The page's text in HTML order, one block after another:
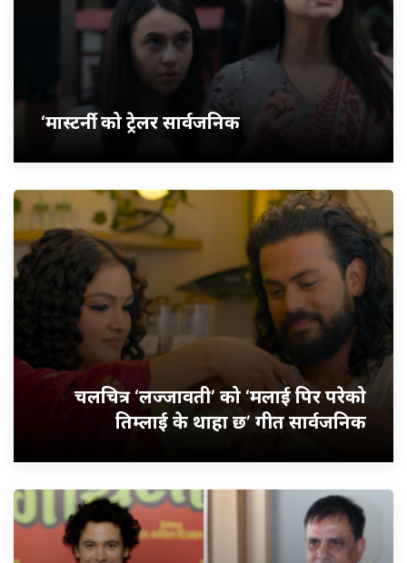
‘मास्टर्नी’ को ट्रेलर सार्वजनिक
चलचित्र ‘लज्जावती’ को ‘मलाई पिर परेको
तिम्लाई के थाहा छ’ गीत सार्वजनिक